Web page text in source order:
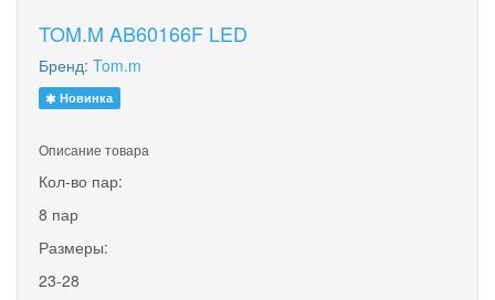
TOM.M AB60166F LED
Бренд: Tom.m
Новинка
Описание товара
Кол-во пар:
8 пар
Размеры:
23-28